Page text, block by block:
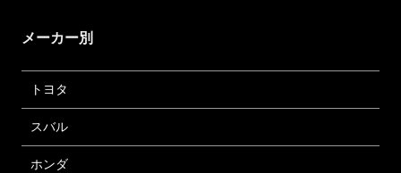
メーカー別
トヨタ
スバル
ホンダ